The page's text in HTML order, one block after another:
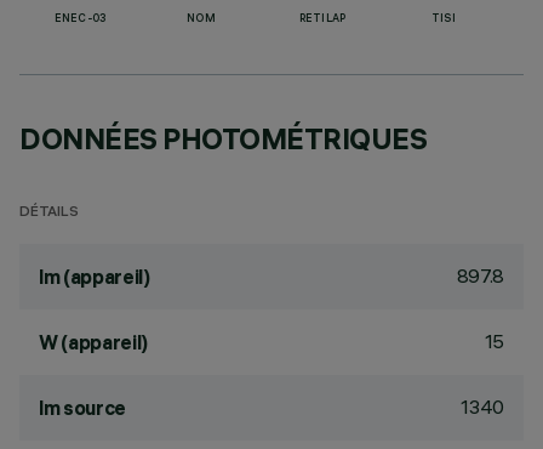
ENEC-03 NOM RETILAP TISI
DONNÉES PHOTOMÉTRIQUES
DÉTAILS
lm (appareil) 897.8
W (appareil) 15
lm source 1340